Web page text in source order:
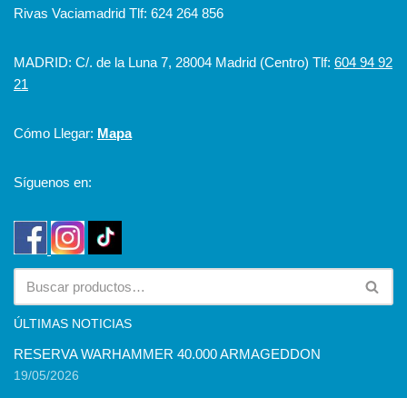
Rivas Vaciamadrid Tlf: 624 264 856
MADRID: C/. de la Luna 7, 28004 Madrid (Centro) Tlf: 604 94 92
21
Cómo Llegar: Mapa
Síguenos en:
ÚLTIMAS NOTICIAS
RESERVA WARHAMMER 40.000 ARMAGEDDON
19/05/2026